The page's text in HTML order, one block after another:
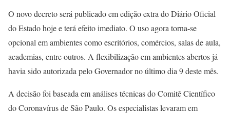
O novo decreto será publicado em edição extra do Diário Oficial
do Estado hoje e terá efeito imediato. O uso agora torna-se
opcional em ambientes como escritórios, comércios, salas de aula,
academias, entre outros. A flexibilização em ambientes abertos já
havia sido autorizada pelo Governador no último dia 9 deste mês.
A decisão foi baseada em análises técnicas do Comitê Científico
do Coronavírus de São Paulo. Os especialistas levaram em